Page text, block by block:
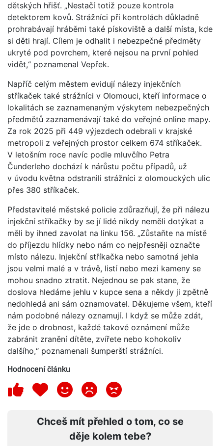
dětských hřišť. „Nestačí totiž pouze kontrola
detektorem kovů. Strážníci při kontrolách důkladně
prohrabávají hráběmi také pískoviště a další místa, kde
si děti hrají. Cílem je odhalit i nebezpečné předměty
ukryté pod povrchem, které nejsou na první pohled
vidět,“ poznamenal Vepřek.
Napříč celým městem evidují nálezy injekčních
stříkaček také strážníci v Olomouci, kteří informace o
lokalitách se zaznamenaným výskytem nebezpečných
předmětů zaznamenávají také do veřejné online mapy.
Za rok 2025 při 449 výjezdech odebrali v krajské
metropoli z veřejných prostor celkem 674 stříkaček.
V letošním roce navíc podle mluvčího Petra
Čunderleho dochází k nárůstu počtu případů, už
v úvodu května odstranili strážníci z olomouckých ulic
přes 380 stříkaček.
Představitelé městské policie zdůrazňují, že při nálezu
injekční stříkačky by se jí lidé nikdy neměli dotýkat a
měli by ihned zavolat na linku 156. „Zůstaňte na místě
do příjezdu hlídky nebo nám co nejpřesněji označte
místo nálezu. Injekční stříkačka nebo samotná jehla
jsou velmi malé a v trávě, listí nebo mezi kameny se
mohou snadno ztratit. Nejednou se pak stane, že
doslova hledáme jehlu v kupce sena a někdy ji zpětně
nedohledá ani sám oznamovatel. Děkujeme všem, kteří
nám podobné nálezy oznamují. I když se může zdát,
že jde o drobnost, každé takové oznámení může
zabránit zranění dítěte, zvířete nebo kohokoliv
dalšího,“ poznamenali šumperští strážníci.
Hodnocení článku
Chceš mít přehled o tom, co se
děje kolem tebe?